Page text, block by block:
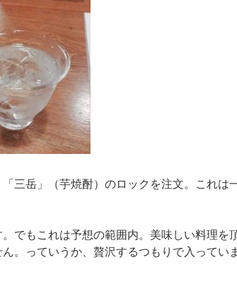
三岳」（芋焼酎）のロックを注文。これは
でもこれは予想の範囲内。美味しい料理を
。っていうか、贅沢するつもりで入っていま